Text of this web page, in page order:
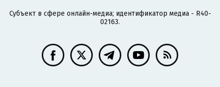
Субъект в сфере онлайн-медиа; идентификатор медиа - R40-
02163.